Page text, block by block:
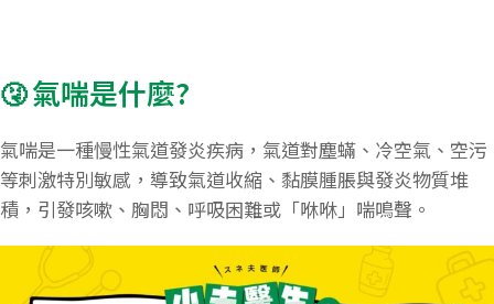
🤧氣喘是什麼?
氣喘是一種慢性氣道發炎疾病，氣道對塵蟎、冷空氣、空污
等刺激特別敏感，導致氣道收縮、黏膜腫脹與發炎物質堆
積，引發咳嗽、胸悶、呼吸困難或「咻咻」喘鳴聲。